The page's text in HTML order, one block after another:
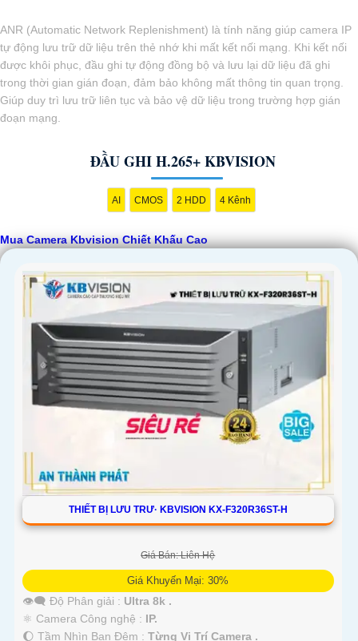
Bạn có thể điều chỉnh và thêm vào nội dung trên để phù hợp với nhu
cầu cụ thể của bạn. Chúc bạn thành công!
ANR (Automatic Network Replenishment) là tính năng giúp camera IP
tự động lưu trữ dữ liệu trên thẻ nhớ khi mất kết nối mạng. Khi kết nối
được khôi phục, đầu ghi tự động đồng bộ và lưu lại dữ liệu đã ghi
trong thời gian gián đoạn, đảm bảo không mất thông tin quan trọng.
Giúp duy trì lưu trữ liên tục và bảo vệ dữ liệu trong trường hợp gián
đoạn mạng.
ĐẦU GHI H.265+ KBVISION
AI CMOS 2 HDD 4 Kênh
Mua Camera Kbvision Chiết Khấu Cao
THIẾT BỊ LƯU TRƯ· KBVISION KX-F320R36ST-H
Giá Bán: Liên Hệ
Giá Khuyến Mại: 30%
👁️‍🗨 Độ Phân giải : Ultra 8k .
⚛️ Camera Công nghệ : IP.
🌔 Tầm Nhìn Ban Đêm : Từng Vị Trí Camera .